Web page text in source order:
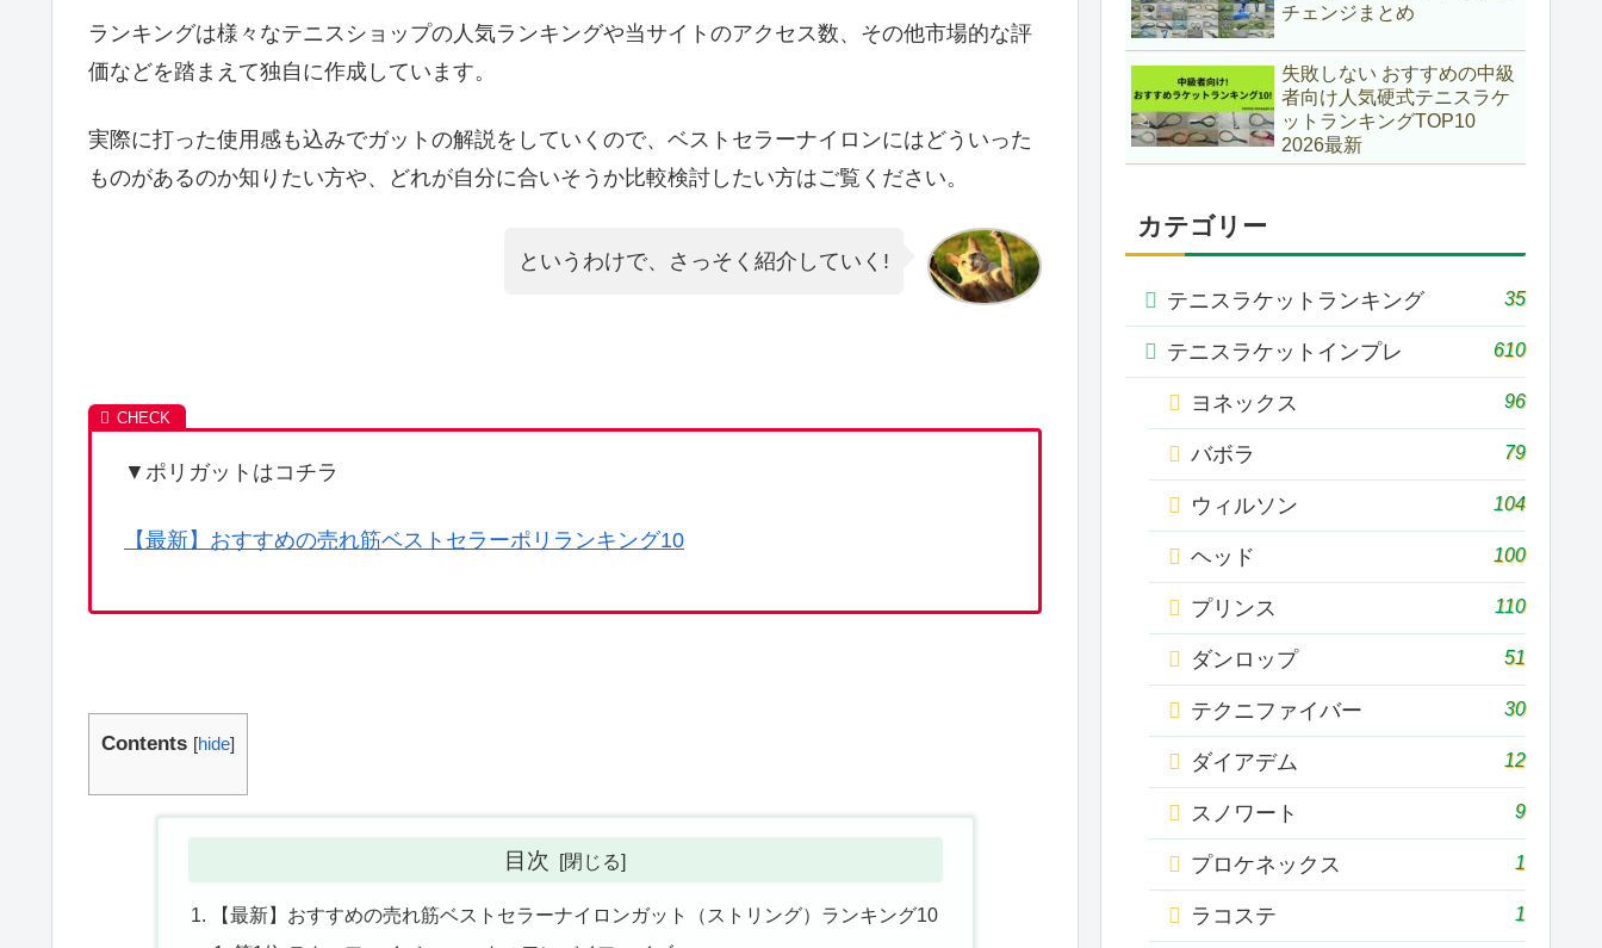
ランキングは様々なテニスショップの人気ランキングや当サイトのアクセス数、その他市場的な評
価などを踏まえて独自に作成しています。
実際に打った使用感も込みでガットの解説をしていくので、ベストセラーナイロンにはどういった
ものがあるのか知りたい方や、どれが自分に合いそうか比較検討したい方はご覧ください。
というわけで、さっそく紹介していく!
▼ポリガットはコチラ
【最新】おすすめの売れ筋ベストセラーポリランキング10
Contents [hide]
目次
【最新】おすすめの売れ筋ベストセラーナイロンガット（ストリング）ランキング10
チェンジまとめ
失敗しない おすすめの中級
者向け人気硬式テニスラケ
ットランキングTOP10
2026最新
カテゴリー
テニスラケットランキング 35
テニスラケットインプレ 610
ヨネックス 96
バボラ 79
ウィルソン 104
ヘッド 100
プリンス 110
ダンロップ 51
テクニファイバー 30
ダイアデム 12
スノワート 9
プロケネックス 1
ラコステ 1